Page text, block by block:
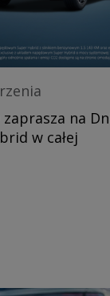
zaprasza na
w całej